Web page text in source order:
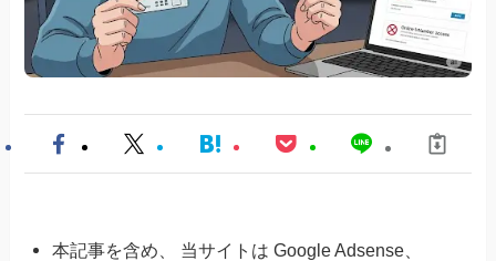
本記事を含め、 当サイトは Google Adsense、